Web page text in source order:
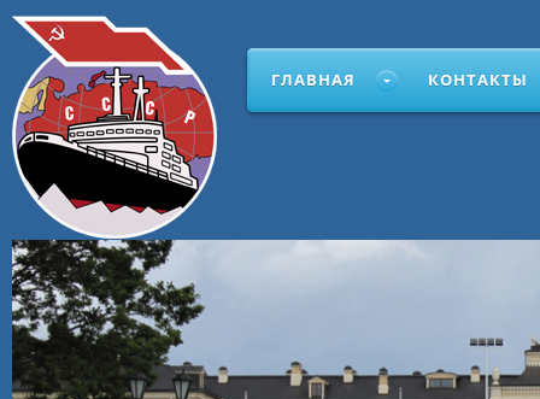
ГЛАВНАЯ КОНТАКТЫ